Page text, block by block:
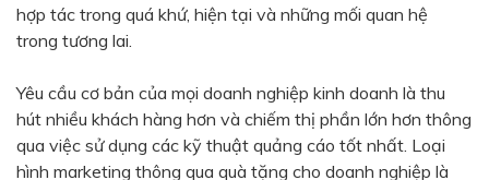
Hồng
Tím
Xanh dương
Xám
Xanh lục
Vàng kem
hợp tác trong quá khứ, hiện tại và những mối quan hệ
trong tương lai.
Yêu cầu cơ bản của mọi doanh nghiệp kinh doanh là thu
hút nhiều khách hàng hơn và chiếm thị phần lớn hơn thông
qua việc sử dụng các kỹ thuật quảng cáo tốt nhất. Loại
hình marketing thông qua quà tặng cho doanh nghiệp là